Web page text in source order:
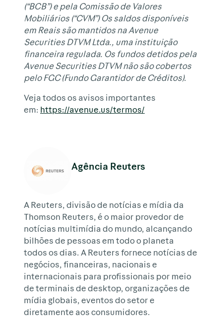
(“BCB”) e pela Comissão de Valores
Mobiliários (“CVM”) Os saldos disponíveis
em Reais são mantidos na Avenue
Securities DTVM Ltda., uma instituição
financeira regulada. Os fundos detidos pela
Avenue Securities DTVM não são cobertos
pelo FGC (Fundo Garantidor de Créditos).
Veja todos os avisos importantes
em: https://avenue.us/termos/
Agência Reuters
A Reuters, divisão de notícias e mídia da
Thomson Reuters, é o maior provedor de
notícias multimídia do mundo, alcançando
bilhões de pessoas em todo o planeta
todos os dias. A Reuters fornece notícias de
negócios, financeiras, nacionais e
internacionais para profissionais por meio
de terminais de desktop, organizações de
mídia globais, eventos do setor e
diretamente aos consumidores.